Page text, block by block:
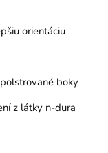
orientáciu
boky
z látky n-dura